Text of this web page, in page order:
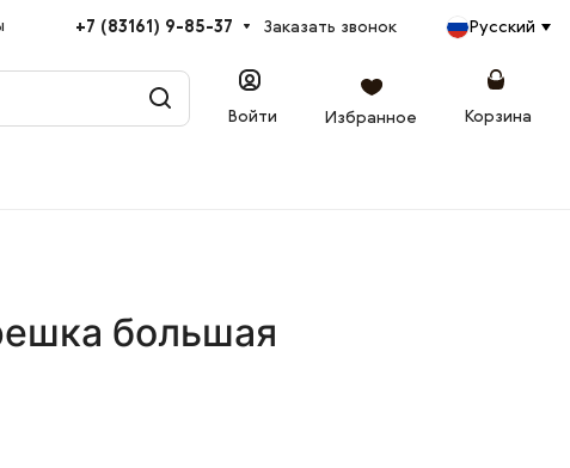
+7 (83161) 9-85-37 Заказать звонок Русский
Войти Избранное Корзина
большая